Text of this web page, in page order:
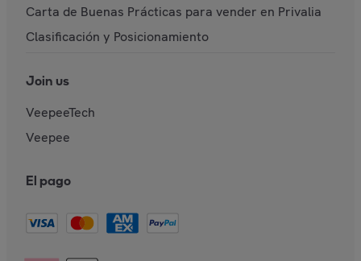
Carta de Buenas Prácticas para vender en Privalia
Clasificación y Posicionamiento
Join us
VeepeeTech
Veepee
El pago